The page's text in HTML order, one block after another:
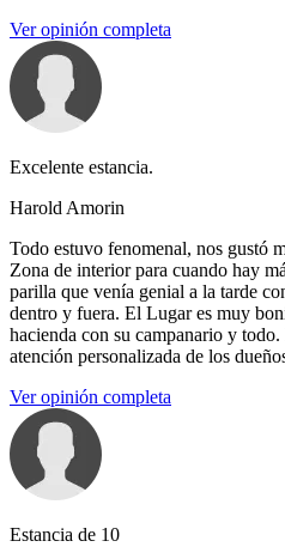
Ver opinión completa
Excelente estancia.
Harold Amorin
Todo estuvo fenomenal, nos gustó
Zona de interior para cuando hay
parilla que venía genial a la tarde
dentro y fuera. El Lugar es muy
hacienda con su campanario y
atención personalizada de los
Ver opinión completa
Estancia de 10